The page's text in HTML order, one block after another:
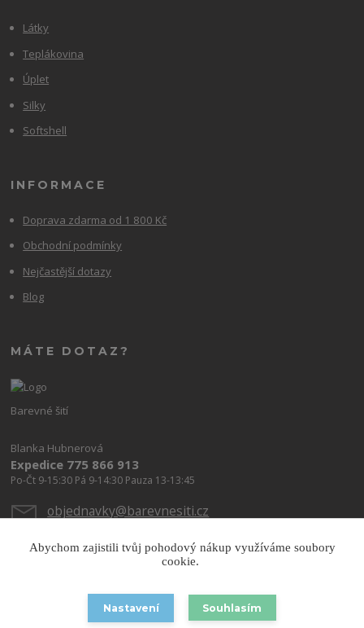
Látky
Teplákovina
Úplet
Silky
Softshell
INFORMACE
Doprava zdarma od 1 800 Kč
Obchodní podmínky
Nejčastější dotazy
Blog
MÁTE DOTAZ?
Barevné šití
Blanka Hubnerová
Expedice 775 866 913
Po-Čt 9-15:30 Pá 9-14:30 Pauza 13-13:45
objednavky@barevnesiti.cz
Abychom zajistili tvůj pohodový nákup využíváme soubory
cookie.
Nastavení Souhlasím